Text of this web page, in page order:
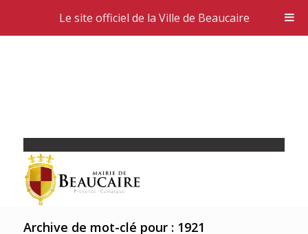
Archive de mot-clé pour : 1921
Le site officiel de la Ville de Beaucaire